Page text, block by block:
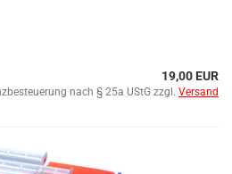
19,00 EUR
nach § 25a UStG zzgl. Versand